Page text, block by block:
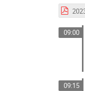
09:00
09:15